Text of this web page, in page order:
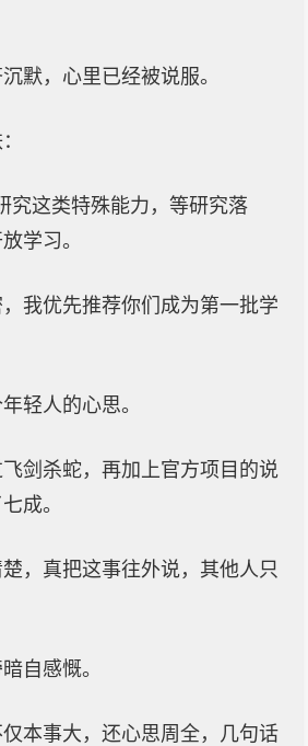
默，心里已经被说服。
究这类特殊能力，等研究落
学习。
我优先推荐你们成为第一批学
轻人的心思。
剑杀蛇，再加上官方项目的说
成。
，真把这事往外说，其他人只
自感慨。
本事大，还心思周全，几句话